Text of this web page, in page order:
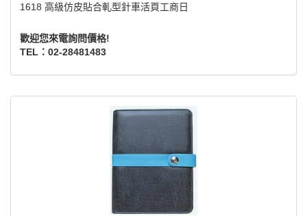
1618 高級仿皮貼合軋型針車活頁工商日
歡迎您來電詢問價格!
TEL：02-28481483